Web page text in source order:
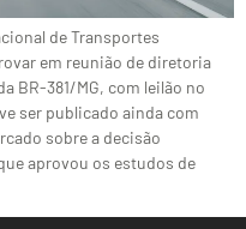
de Transportes
em reunião de diretoria
BR-381/MG, com leilão no
ser publicado ainda com
sobre a decisão
aprovou os estudos de